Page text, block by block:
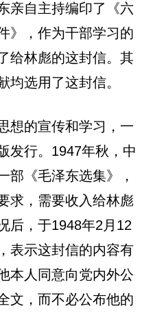
亲自主持编印了《六
，作为干部学习的
给林彪的这封信。其
均选用了这封信。
想的宣传和学习，一
发行。1947年秋，中
部《毛泽东选集》，
求，需要收入给林彪
后，于1948年2月12
表示这封信的内容有
本人同意向党内外公
文，而不必公布他的